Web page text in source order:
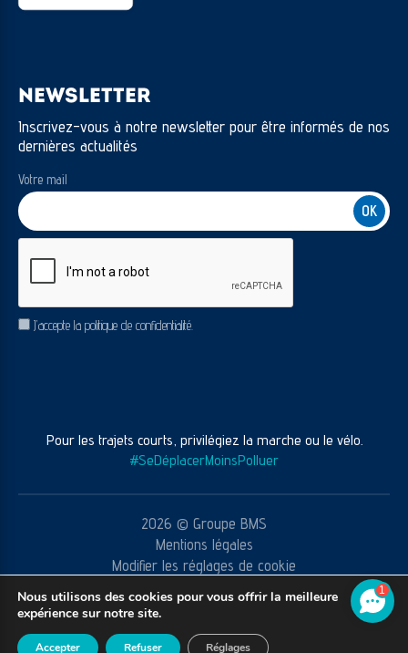
ECRIVEZ-NOUS
NEWSLETTER
Inscrivez-vous à notre newsletter pour être informés de nos
dernières actualités
Votre mail
RGPDJ’accepte la politique de confidentialité.
Pour les trajets courts, privilégiez la marche ou le vélo.
#SeDéplacerMoinsPolluer
2026 © Groupe BMS
Mentions légales
Modifier les réglages de cookie
Réalisation agence web
Nous utilisons des cookies pour vous offrir la meilleure
expérience sur notre site.
Accepter Refuser Réglages
1